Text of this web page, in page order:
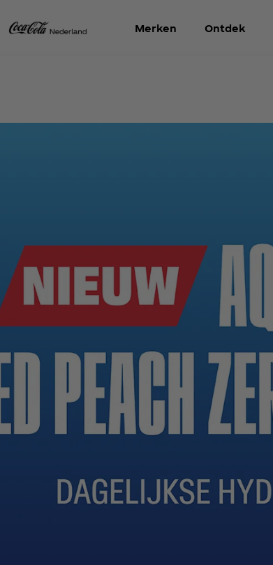
Merken Ontdek